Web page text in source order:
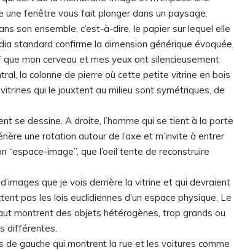
une fenêtre vous fait plonger dans un paysage.
son ensemble, c’est-à-dire, le papier sur lequel elle
standard confirme la dimension générique évoquée.
que mon cerveau et mes yeux ont silencieusement
la colonne de pierre où cette petite vitrine en bois
qui le jouxtent au milieu sont symétriques, de
se dessine. A droite, l’homme qui se tient à la porte
une rotation autour de l’axe et m’invite à entrer
“espace-image”, que l’oeil tente de reconstruire
que je vois derrière la vitrine et qui devraient
pas les lois euclidiennes d’un espace physique. Le
montrent des objets hétérogènes, trop grands ou
différentes.
de gauche qui montrent la rue et les voitures comme